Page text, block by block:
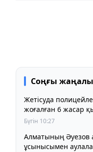
Соңғы
Жетісуда
жоғалған 6 жасар
Бүгін 10:27
Алматының Әуезов
ұсынысымен